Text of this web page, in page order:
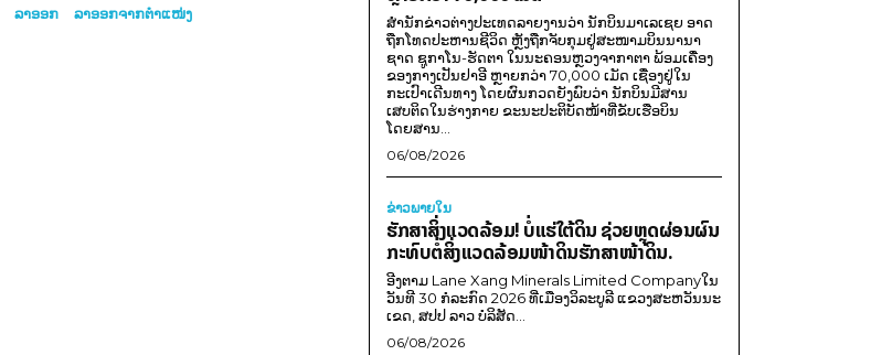
ລາອອກ
ລາອອກຈາກຕຳແໜ່ງ
ສຳນັກຂ່າວຕ່າງປະເທດລາຍງານວ່າ ນັກບິນມາເລເຊຍ ອາດ
ຖືກໂທດປະຫານຊີວິດ ຫຼັງຖືກຈັບກຸມຢູ່ສະໜາມບິນນານາ
ຊາດ ຊູກາໂນ-ຮັດຕາ ໃນນະຄອນຫຼວງຈາກາຕາ ພ້ອມເຄື່ອງ
ຂອງກາງເປັນຢາອີ ຫຼາຍກວ່າ 70,000 ເມັດ ເຊື່ອງຢູ່ໃນ
ກະເປົາເດີນທາງ ໂດຍຜົນກວດຍັງພົບວ່າ ນັກບິນມີສານ
ເສບຕິດໃນຮ່າງກາຍ ຂະນະປະຕິບັດໜ້າທີ່ຂັບເຮືອບິນ
ໂດຍສານ...
06/08/2026
ຂ່າວພາຍ​ໃນ
ຮັກສາສິ່ງແວດລ້ອມ! ບໍ່ແຮ່ໃຕ້ດິນ ຊ່ວຍຫຼຸດຜ່ອນຜົນ
ກະທົບຕໍ່ສິ່ງແວດລ້ອມໜ້າດິນຮັກສາໜ້າດິນ.
ອີງຕາມ Lane Xang Minerals Limited Companyໃນ
ວັນທີ 30 ກໍລະກົດ 2026 ທີ່ເມືອງວິລະບູລີ ແຂວງສະຫວັນນະ
ເຂດ, ສປປ ລາວ ບໍລິສັດ...
06/08/2026